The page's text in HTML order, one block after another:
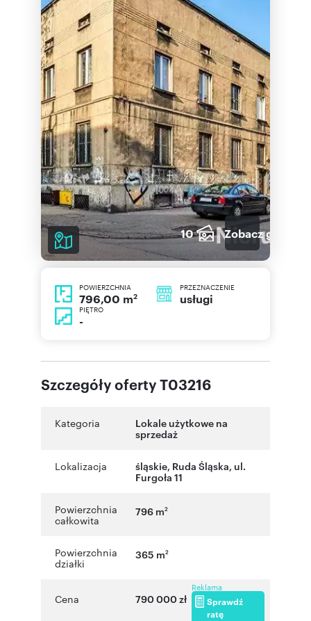
10 Zobacz galerię
POWIERZCHNIA
796,00 m2
PRZEZNACZENIE
usługi
PIĘTRO
-
Szczegóły oferty T03216
Kategoria
Lokale użytkowe na
sprzedaż
Lokalizacja śląskie, Ruda Śląska, ul.
Furgoła 11
Powierzchnia
całkowita
796 m2
Powierzchnia
działki
365 m2
Cena 790 000 zł
Reklama
Sprawdź
ratę